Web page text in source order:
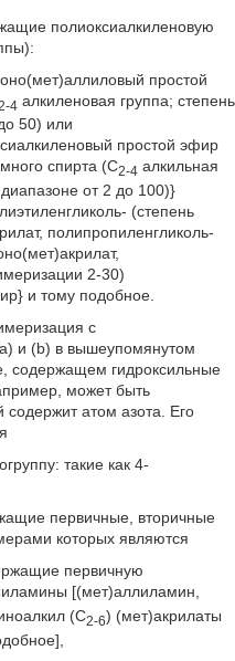
полиоксиалкиленовую
простой
4 алкиленовая группа; степень
50) или
простой эфир
спирта (С2-4 алкильная
от 2 до 100)}
(степень
полипропиленгликоль-
2-30)
и тому подобное.
с
и (b) в вышеупомянутом
содержащем гидроксильные
может быть
атом азота. Его
такие как 4-
первичные, вторичные
которых являются
первичную
[(мет)аллиламин,
(С2-6) (мет)акрилаты